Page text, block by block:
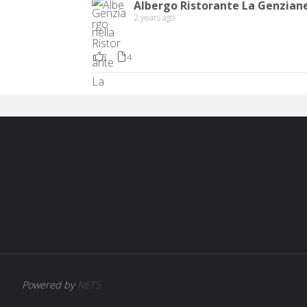
Albergo Ristorante La
2 years ago
3 4
Powered by NETS